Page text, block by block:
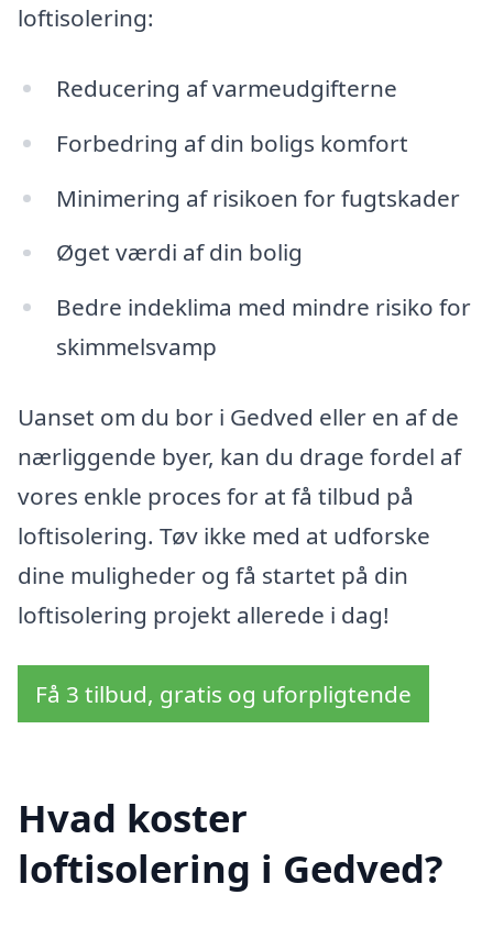
loftisolering:
Reducering af varmeudgifterne
Forbedring af din boligs komfort
Minimering af risikoen for fugtskader
Øget værdi af din bolig
Bedre indeklima med mindre risiko for
skimmelsvamp
Uanset om du bor i Gedved eller en af de
nærliggende byer, kan du drage fordel af
vores enkle proces for at få tilbud på
loftisolering. Tøv ikke med at udforske
dine muligheder og få startet på din
loftisolering projekt allerede i dag!
Få 3 tilbud, gratis og uforpligtende
Hvad koster
loftisolering i Gedved?